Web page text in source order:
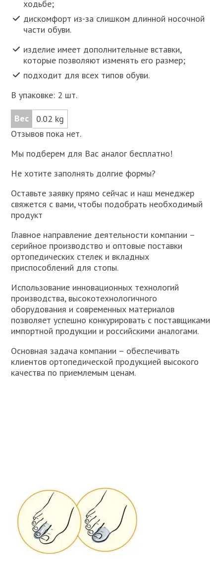
ходьбе;
дискомфорт из-за слишком длинной носочной
части обуви.
изделие имеет дополнительные вставки,
которые позволяют изменять его размер;
подходит для всех типов обуви.
В упаковке: 2 шт.
Вес
0.02 kg
Отзывов пока нет.
Мы подберем для Вас аналог бесплатно!
Не хотите заполнять долгие формы?
Оставьте заявку прямо сейчас и наш менеджер
свяжется с вами, чтобы подобрать необходимый
продукт
Главное направление деятельности компании –
серийное производство и оптовые поставки
ортопедических стелек и вкладных
приспособлений для стопы.
Использование инновационных технологий
производства, высокотехнологичного
оборудования и современных материалов
позволяет успешно конкурировать с поставщиками
импортной продукции и российскими аналогами.
Основная задача компании – обеспечивать
клиентов ортопедической продукцией высокого
качества по приемлемым ценам.